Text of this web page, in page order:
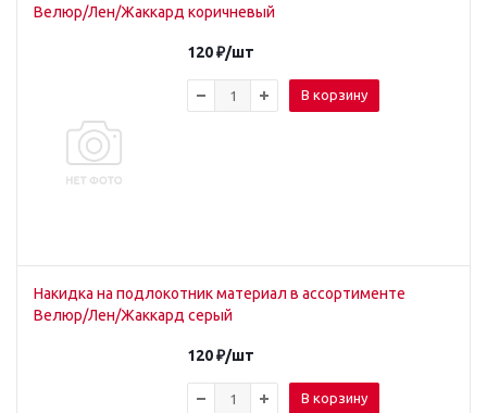
Велюр/Лен/Жаккард коричневый
120₽/шт
В корзину
Накидка на подлокотник материал в ассортименте
Велюр/Лен/Жаккард серый
120₽/шт
В корзину